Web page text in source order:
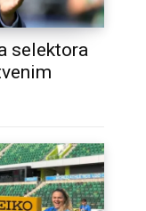
selektora